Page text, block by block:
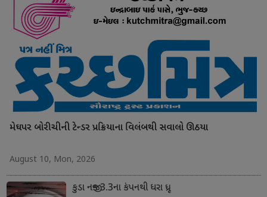
મેઘપર બોરીચીની ટેન્ડર પ્રક્રિયાના વિલંબથી સવાલો ઊઠયા
August 10, Mon, 2026
કુડા નજીક 3.3ના કંપનથી ધરા ધ્રૂજી